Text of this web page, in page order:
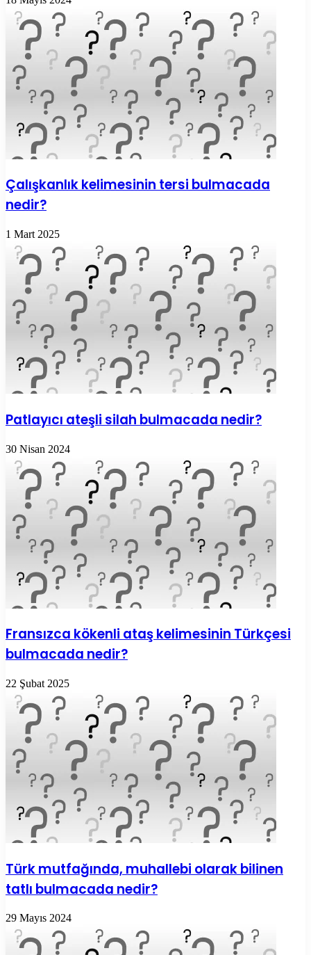
Çalışkanlık kelimesinin tersi bulmacada
nedir?
1 Mart 2025
Patlayıcı ateşli silah bulmacada nedir?
30 Nisan 2024
Fransızca kökenli ataş kelimesinin Türkçesi
bulmacada nedir?
22 Şubat 2025
Türk mutfağında, muhallebi olarak bilinen
tatlı bulmacada nedir?
29 Mayıs 2024